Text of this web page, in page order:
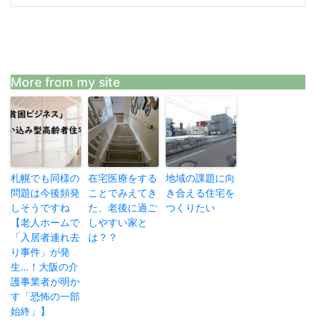
More from my site
札幌でも同様の
問題は今後頻発
しそうですね
【老人ホームで
「入居者連れ去
り事件」が発
生…！大阪の介
護事業者が明か
す「恐怖の一部
始終」】
在宅医療をする
ことでみえてき
た、老後に過ご
しやすい家と
は？？
地域の課題に向
き合える住宅を
つくりたい